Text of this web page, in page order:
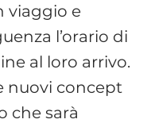
viaggio e
l’orario di
al loro arrivo.
nuovi concept
che sarà